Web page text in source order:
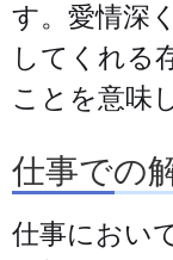
す。愛情深
してくれる
ことを意味
仕事での
仕事におい